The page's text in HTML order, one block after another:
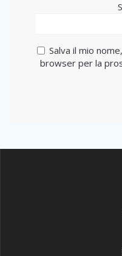
Salva il mio
browser per la